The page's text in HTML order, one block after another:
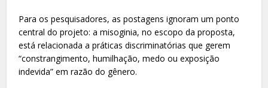
Para os pesquisadores, as postagens ignoram um ponto
central do projeto: a misoginia, no escopo da proposta,
está relacionada a práticas discriminatórias que gerem
“constrangimento, humilhação, medo ou exposição
indevida” em razão do gênero.